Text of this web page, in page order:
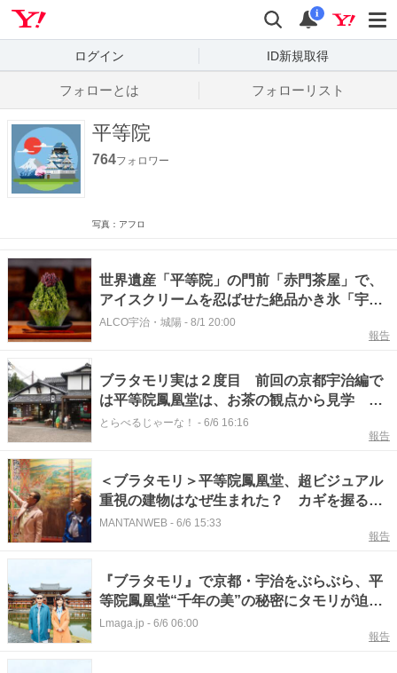
検索
通知
i
ログイン ID新規取得
フォローとは フォローリスト
平等院
764フォロワー
写真：アフロ
世界遺産「平等院」の門前「赤門茶屋」で、
アイスクリームを忍ばせた絶品かき氷「宇治
しのぶ」を堪能してきました！【京都府宇治
ALCO宇治・城陽 - 8/1 20:00
報告
ブラタモリ実は２度目 前回の京都宇治編で
は平等院鳳凰堂は、お茶の観点から見学 千
利休作の銘品も登場
とらべるじゃーな！ - 6/6 16:16
報告
＜ブラタモリ＞平等院鳳凰堂、超ビジュアル
重視の建物はなぜ生まれた？ カギを握るの
は藤原氏 その意外な思惑
MANTANWEB - 6/6 15:33
報告
『ブラタモリ』で京都・宇治をぶらぶら、平
等院鳳凰堂“千年の美”の秘密にタモリが迫る
「すごかったです」
Lmaga.jp - 6/6 06:00
報告